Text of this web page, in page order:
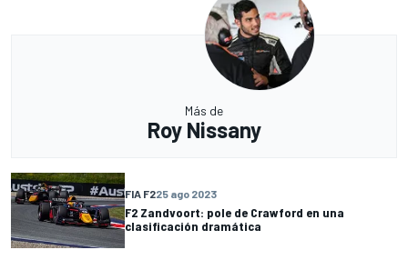
Más de
Roy Nissany
FIA F225 ago 2023
F2 Zandvoort: pole de Crawford en una
clasificación dramática